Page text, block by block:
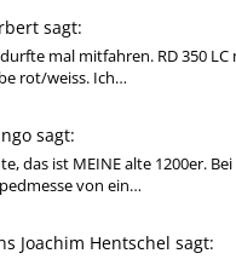
sagt:
mal mitfahren. RD 350
rot/weiss. Ich…
sagt:
das ist MEINE alte 1200er.
von ein…
Joachim Hentschel sagt: